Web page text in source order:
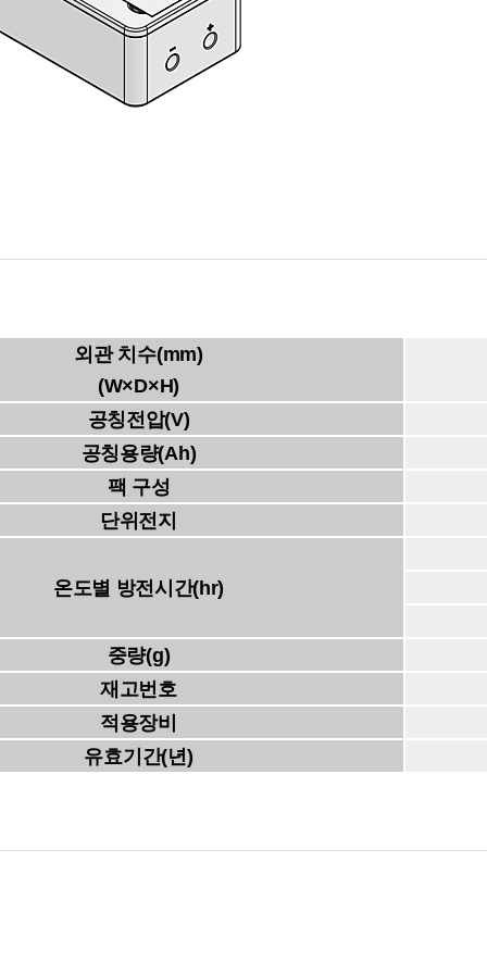
외관 치수(mm)
(W×D×H)
공칭전압(V)
공칭용량(Ah)
팩 구성
단위전지
온도별 방전시간(hr)
중량(g)
재고번호
적용장비
유효기간(년)